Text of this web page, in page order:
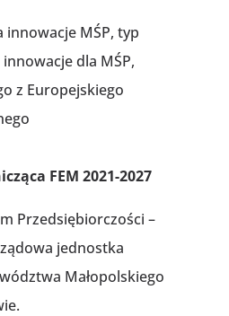
innowacje MŚP, typ
dla MŚP,
z Europejskiego
FEM 2021-2027
Przedsiębiorczości –
jednostka
Małopolskiego